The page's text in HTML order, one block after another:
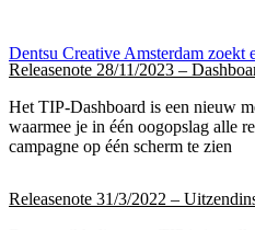
Dentsu Creative Amsterdam zoekt
Releasenote 28/11/2023 –
Het TIP-Dashboard is een nieuw
waarmee je in één oogopslag alle
campagne op één scherm te zien
Releasenote 31/3/2022 –